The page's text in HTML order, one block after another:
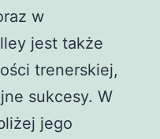
w
jest także
trenerskiej,
sukcesy. W
jego